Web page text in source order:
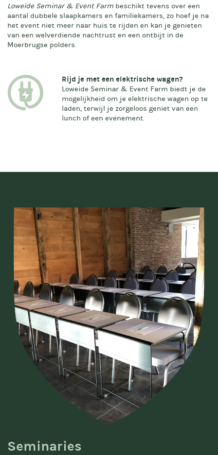
Loweide Seminar & Event Farm beschikt tevens over een
aantal dubbele slaapkamers en familiekamers, zo hoef je na
het event niet meer naar huis te rijden en kan je genieten
van een welverdiende nachtrust en een ontbijt in de
Moerbrugse polders.
Rijd je met een elektrische wagen?
Loweide Seminar & Event Farm biedt je de
mogelijkheid om je elektrische wagen op te
laden, terwijl je zorgeloos geniet van een
lunch of een evenement.
Seminaries